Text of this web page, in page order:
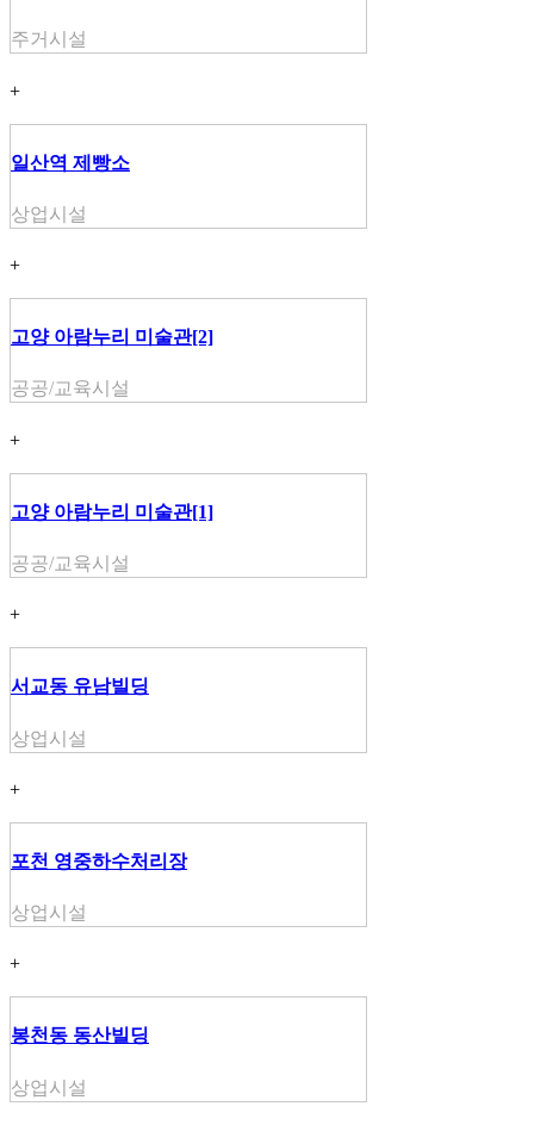
주거시설
+
일산역 제빵소
상업시설
+
고양 아람누리 미술관[2]
공공/교육시설
+
고양 아람누리 미술관[1]
공공/교육시설
+
서교동 유남빌딩
상업시설
+
포천 영중하수처리장
상업시설
+
봉천동 동산빌딩
상업시설